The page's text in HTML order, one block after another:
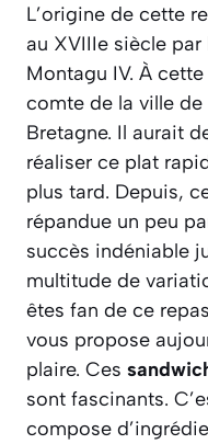
L’origine de cette
au XVIIIe siècle par
Montagu IV. À
comte de la ville
Bretagne. Il aurait
réaliser ce plat
plus tard. Depuis,
répandue un peu
succès indéniable
multitude de
êtes fan de ce repas
vous propose
plaire. Ces
sont fascinants.
compose